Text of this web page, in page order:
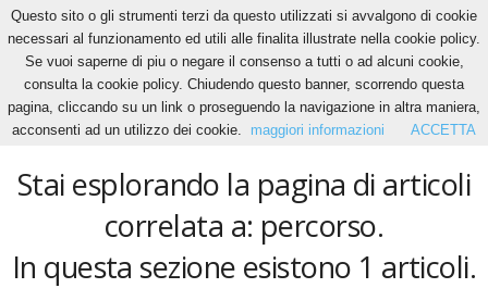
Home Tags Percorso
percorso
Stai esplorando la pagina di articoli
correlata a: percorso.
In questa sezione esistono 1 articoli.
Questo sito o gli strumenti terzi da questo utilizzati si avvalgono di cookie
necessari al funzionamento ed utili alle finalita illustrate nella cookie policy.
Se vuoi saperne di piu o negare il consenso a tutti o ad alcuni cookie,
consulta la cookie policy. Chiudendo questo banner, scorrendo questa
pagina, cliccando su un link o proseguendo la navigazione in altra maniera,
acconsenti ad un utilizzo dei cookie.
maggiori informazioni ACCETTA